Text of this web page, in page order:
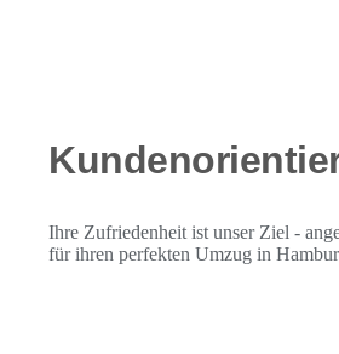
Ihre Zufriedenheit ist unser Ziel -
für ihren perfekten Umzug in